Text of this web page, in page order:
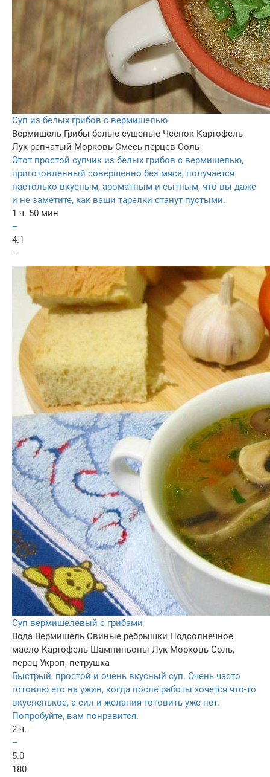
Суп из белых грибов с вермишелью
Вермишель Грибы белые сушеные Чеснок Картофель
Лук репчатый Морковь Смесь перцев Соль
Этот простой супчик из белых грибов с вермишелью,
приготовленный совершенно без мяса, получается
настолько вкусным, ароматным и сытным, что вы даже
и не заметите, как ваши тарелки станут пустыми.
1 ч. 50 мин
–
4.1
–
Суп вермишелевый с грибами
Вода Вермишель Свиные ребрышки Подсолнечное
масло Картофель Шампиньоны Лук Морковь Соль,
перец Укроп, петрушка
Быстрый, простой и очень вкусный суп. Очень часто
готовлю его на ужин, когда после работы хочется что-то
вкусненькое, а сил и желания готовить уже нет.
Попробуйте, вам понравится.
2 ч.
–
5.0
180